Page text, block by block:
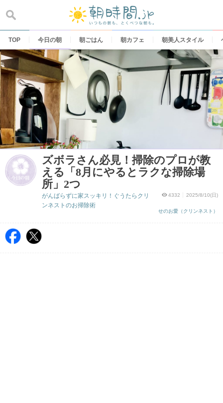
content
TOP 今日の朝 朝ごはん 朝カフェ 朝美人スタイル
ズボラさん必見！掃除のプロが教
える「8月にやるとラクな掃除場
所」2つ
4332 2025/8/10(日)
せのお愛（クリンネスト）
がんばらずに家スッキリ！ぐうたらクリ
ンネストのお掃除術